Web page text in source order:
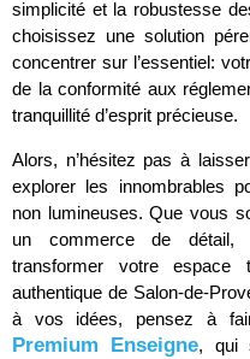
simplicité et la robustesse
choisissez une solution
concentrer sur l’essentiel:
de la conformité aux
tranquillité d’esprit précieuse.
Alors, n’hésitez pas à
explorer les innombrables
non lumineuses. Que vous
un commerce de détail,
transformer votre
authentique de Salon-de-
à vos idées, pensez à
Premium Enseigne, qui